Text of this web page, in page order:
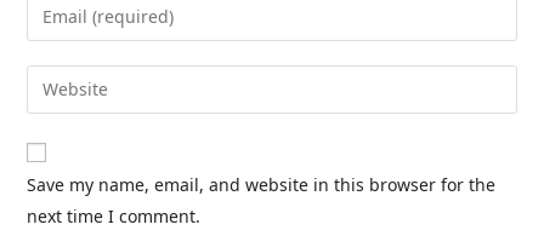
Save my name, email, and website in this browser for the
next time I comment.